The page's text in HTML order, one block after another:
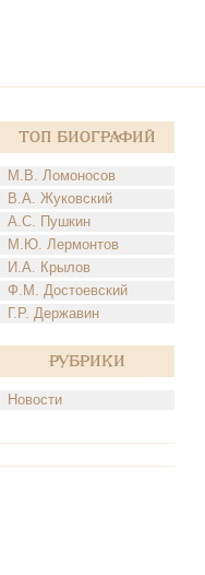
Топ Биографий
М.В. Ломоносов
В.А. Жуковский
А.С. Пушкин
М.Ю. Лермонтов
И.А. Крылов
Ф.М. Достоевский
Г.Р. Державин
Рубрики
Новости